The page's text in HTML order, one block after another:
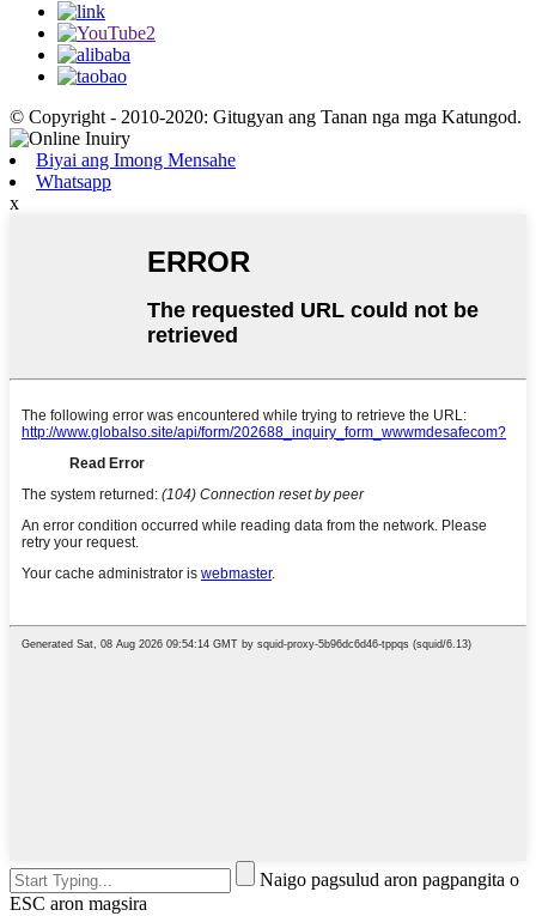
© Copyright - 2010-2020: Gitugyan ang Tanan nga mga Katungod.
Biyai ang Imong Mensahe
Whatsapp
x
Naigo pagsulud aron pagpangita o
ESC aron magsira